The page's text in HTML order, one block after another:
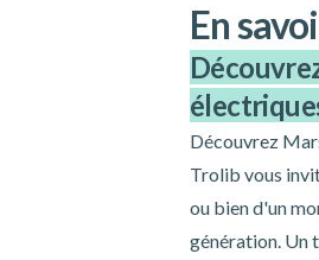
En
Découvrez
Trolib vous
ou bien d'un
génération. Un